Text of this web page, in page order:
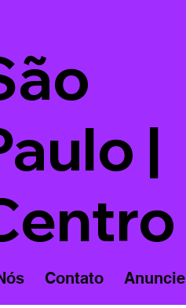
|
Contato Anuncie